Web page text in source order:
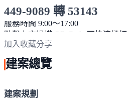
449-9089 轉 53143
服務時間 9:00～17:00
加入收藏分享
建案總覽
建案規劃